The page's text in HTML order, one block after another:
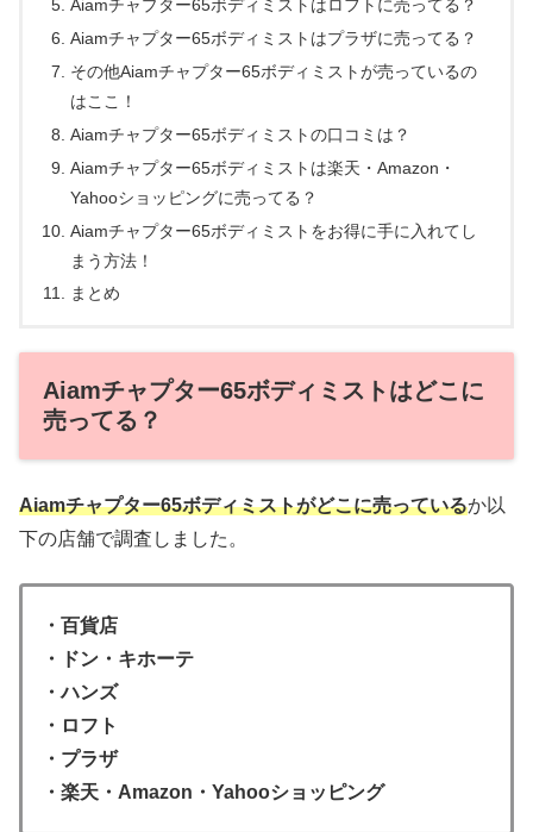
Aiamチャプター65ボディミストはロフトに売ってる？
Aiamチャプター65ボディミストはプラザに売ってる？
その他Aiamチャプター65ボディミストが売っているの
はここ！
Aiamチャプター65ボディミストの口コミは？
Aiamチャプター65ボディミストは楽天・Amazon・
Yahooショッピングに売ってる？
Aiamチャプター65ボディミストをお得に手に入れてし
まう方法！
まとめ
Aiamチャプター65ボディミストはどこに
売ってる？
Aiamチャプター65ボディミストがどこに売っているか以
下の店舗で調査しました。
・百貨店
・ドン・キホーテ
・ハンズ
・ロフト
・プラザ
・楽天・Amazon・Yahooショッピング